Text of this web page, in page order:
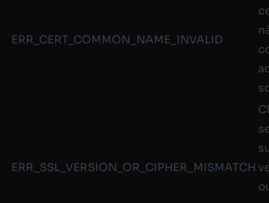
ERR_CERT_COMMON_NAME_INVALID
ERR_SSL_VERSION_OR_CIPHER_MISMATCH